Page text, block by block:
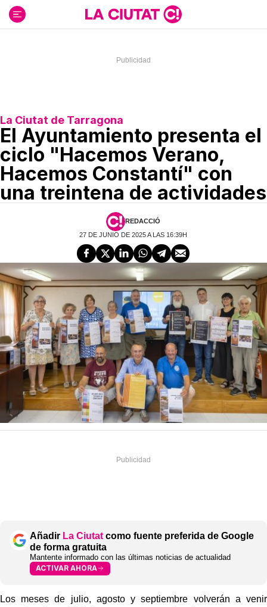
contenido
La Ciutat de Tarragona
El Ayuntamiento presenta el
ciclo "Hacemos Verano,
Hacemos Constantí" con
una treintena de actividades
REDACCIÓ
27 DE JUNIO DE 2025 A LAS 16:39H
Añadir La Ciutat como fuente preferida de Google
de forma gratuita
Mantente informado con las últimas noticias de actualidad
ACTIVAR AHORA
Los meses de julio, agosto y septiembre volverán a venir